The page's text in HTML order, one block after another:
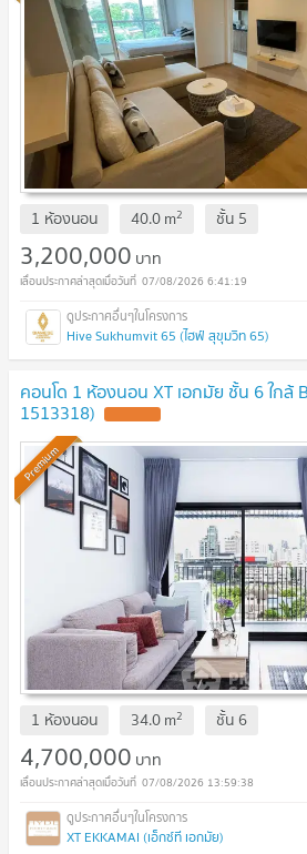
1 ห้องนอน 40.0m2 ชั้น 5
3,200,000 บาท
07/08/2026 6:41:19
Hive Sukhumvit 65 (ไฮฟ์ สุขุมวิท 65)
คอนโด 1 ห้องนอน XT เอกมัย ชั้น 6 ใกล้
1513318)
Premium
1 ห้องนอน 34.0m2 ชั้น 6
4,700,000 บาท
07/08/2026 13:59:38
XT EKKAMAI (เอ็กซ์ที เอกมัย)